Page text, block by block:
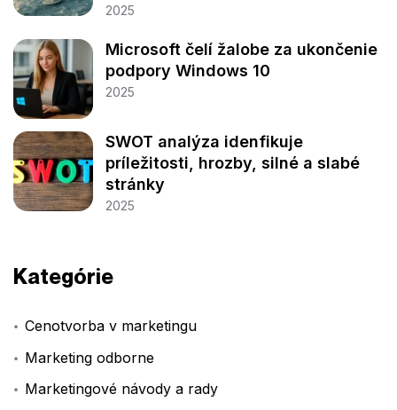
2025
Microsoft čelí žalobe za ukončenie
podpory Windows 10
2025
SWOT analýza idenfikuje
príležitosti, hrozby, silné a slabé
stránky
2025
Kategórie
Cenotvorba v marketingu
Marketing odborne
Marketingové návody a rady